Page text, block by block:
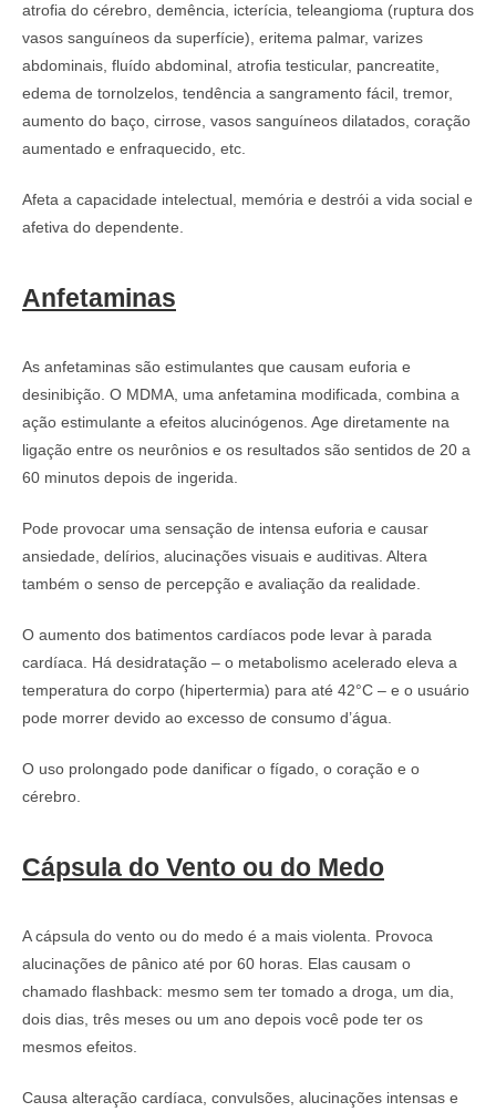
atrofia do cérebro, demência, icterícia, teleangioma (ruptura dos
vasos sanguíneos da superfície), eritema palmar, varizes
abdominais, fluído abdominal, atrofia testicular, pancreatite,
edema de tornolzelos, tendência a sangramento fácil, tremor,
aumento do baço, cirrose, vasos sanguíneos dilatados, coração
aumentado e enfraquecido, etc.
Afeta a capacidade intelectual, memória e destrói a vida social e
afetiva do dependente.
Anfetaminas
As anfetaminas são estimulantes que causam euforia e
desinibição. O MDMA, uma anfetamina modificada, combina a
ação estimulante a efeitos alucinógenos. Age diretamente na
ligação entre os neurônios e os resultados são sentidos de 20 a
60 minutos depois de ingerida.
Pode provocar uma sensação de intensa euforia e causar
ansiedade, delírios, alucinações visuais e auditivas. Altera
também o senso de percepção e avaliação da realidade.
O aumento dos batimentos cardíacos pode levar à parada
cardíaca. Há desidratação – o metabolismo acelerado eleva a
temperatura do corpo (hipertermia) para até 42°C – e o usuário
pode morrer devido ao excesso de consumo d’água.
O uso prolongado pode danificar o fígado, o coração e o
cérebro.
Cápsula do Vento ou do Medo
A cápsula do vento ou do medo é a mais violenta. Provoca
alucinações de pânico até por 60 horas. Elas causam o
chamado flashback: mesmo sem ter tomado a droga, um dia,
dois dias, três meses ou um ano depois você pode ter os
mesmos efeitos.
Causa alteração cardíaca, convulsões, alucinações intensas e